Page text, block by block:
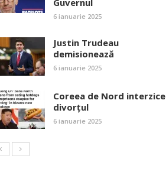
Guvernul
6 ianuarie 2025
Justin Trudeau
demisionează
6 ianuarie 2025
Coreea de Nord interzice
divorțul
6 ianuarie 2025